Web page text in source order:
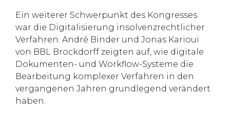
Ein weiterer Schwerpunkt des Kongresses
war die Digitalisierung insolvenzrechtlicher
Verfahren. André Binder und Jonas Karioui
von BBL Brockdorff zeigten auf, wie digitale
Dokumenten- und Workflow-Systeme die
Bearbeitung komplexer Verfahren in den
vergangenen Jahren grundlegend verändert
haben.